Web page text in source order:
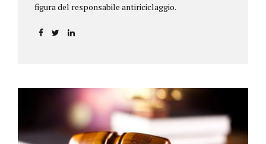
figura del responsabile antiriciclaggio.